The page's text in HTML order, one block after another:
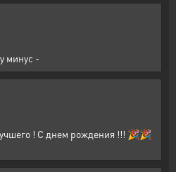
минус -
! С днем рождения !!! 🎉🎉